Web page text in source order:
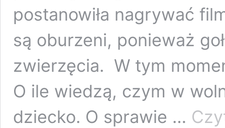
postanowiła nagrywać
są oburzeni, ponieważ
zwierzęcia. W tym
O ile wiedzą, czym w
dziecko. O sprawie …